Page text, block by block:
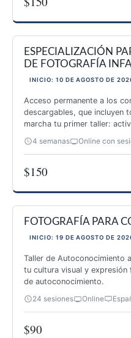
ESPECIALIZACIÓN
DE FOTOGRAFÍA
INICIO: 10 DE AGOSTO DE
Acceso permanente a los
descargables, que incluyen
marcha tu primer taller:
4 semanas Online con
$150
FOTOGRAFÍA PARA
INICIO: 19 DE AGOSTO DE
Taller de Autoconocimiento
tu cultura visual y
de autoconocimiento.
24 sesiones Online
$90